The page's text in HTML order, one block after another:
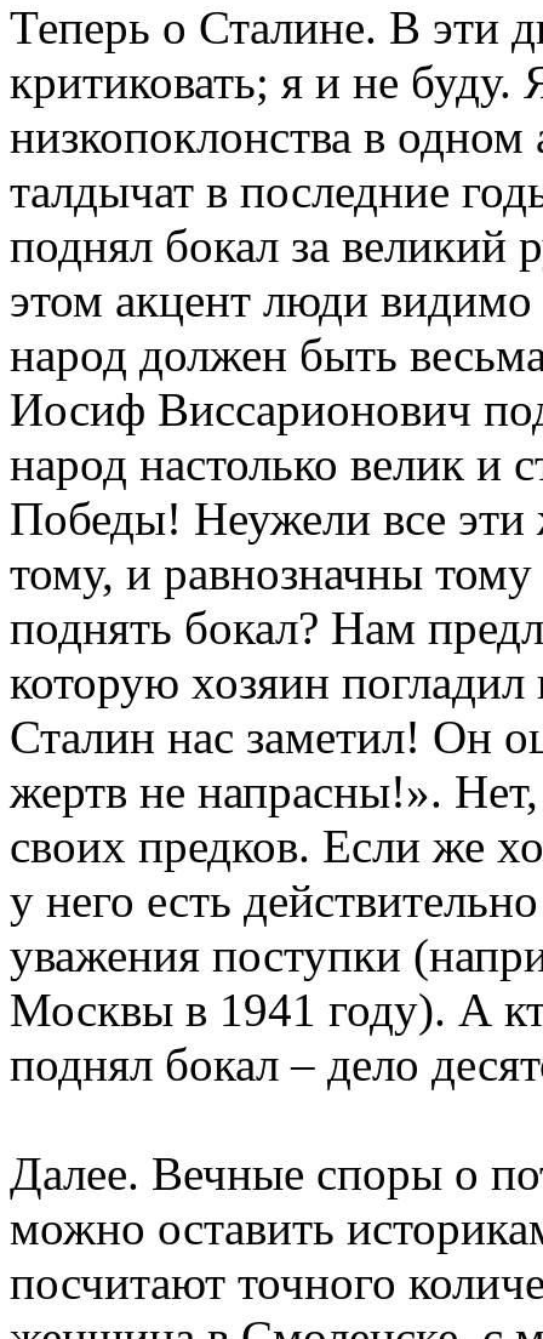
Теперь о Сталине. В эти
критиковать; я и не
низкопоклонства в одном
талдычат в последние
поднял бокал за
этом акцент люди
народ должен быть
Иосиф Виссарионович
народ настолько велик и
Победы! Неужели все эти
тому, и равнозначны
поднять бокал? Нам
которую хозяин
Сталин нас заметил! Он
жертв не напрасны!».
своих предков. Если же
у него есть
уважения поступки
Москвы в 1941 году). А
поднял бокал – дело
Далее. Вечные споры о
можно оставить
посчитают точного